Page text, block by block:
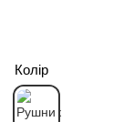
Колір